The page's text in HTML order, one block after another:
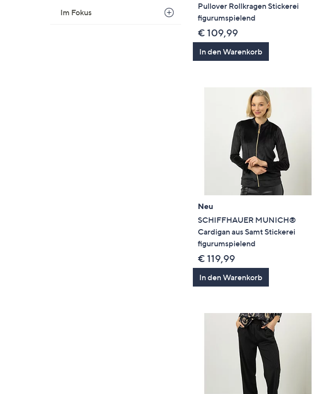
Im Fokus
Pullover Rollkragen Stickerei
figurumspielend
€ 109,99
In den Warenkorb
Neu
SCHIFFHAUER MUNICH®
Cardigan aus Samt Stickerei
figurumspielend
€ 119,99
In den Warenkorb